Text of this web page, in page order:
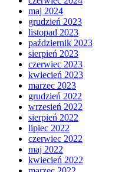
maj 2024
grudzień 2023
listopad 2023
październik 2023
sierpień 2023
czerwiec 2023
kwiecień 2023
marzec 2023
grudzień 2022
wrzesień 2022
sierpień 2022
lipiec 2022
czerwiec 2022
maj 2022
kwiecień 2022